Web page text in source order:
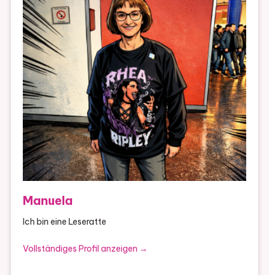
Manuela
Ich bin eine Leseratte
Vollständiges Profil anzeigen →